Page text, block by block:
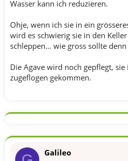
Wasser kann ich reduzieren.
Ohje, wenn ich sie in ein
wird es schwierig sie in den
schleppen… wie gross sollte denn
Die Agave wird noch gepflegt,
zugeflogen gekommen.
Galileo